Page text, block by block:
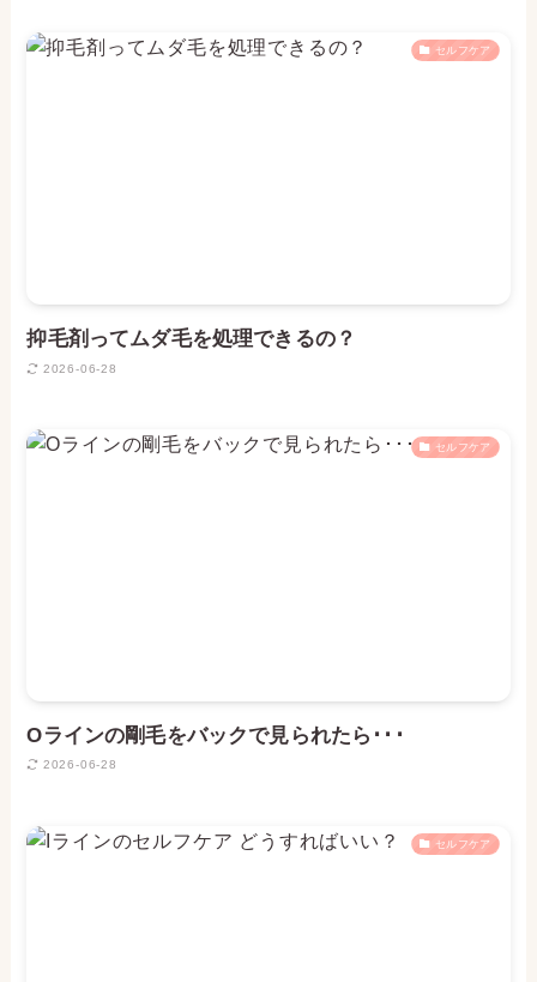
セルフケア
抑毛剤ってムダ毛を処理できるの？
2026-06-28
セルフケア
Oラインの剛毛をバックで見られたら･･･
2026-06-28
セルフケア